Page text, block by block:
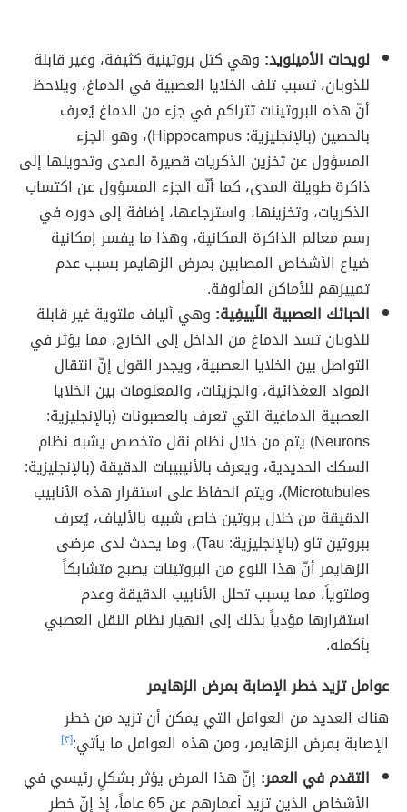
لويحات الأميلويد: وهي كتل بروتينية كثيفة، وغير قابلة
للذوبان، تسبب تلف الخلايا العصبية في الدماغ، ويلاحظ
أنّ هذه البروتينات تتراكم في جزء من الدماغ يُعرف
بالحصين (بالإنجليزية: Hippocampus)، وهو الجزء
المسؤول عن تخزين الذكريات قصيرة المدى وتحويلها إلى
ذاكرة طويلة المدى، كما أنّه الجزء المسؤول عن اكتساب
الذكريات، وتخزينها، واسترجاعها، إضافة إلى دوره في
رسم معالم الذاكرة المكانية، وهذا ما يفسر إمكانية
ضياع الأشخاص المصابين بمرض الزهايمر بسبب عدم
تمييزهم للأماكن المألوفة.
الحبائك العصبية اللُييفِية: وهي ألياف ملتوية غير قابلة
للذوبان تسد الدماغ من الداخل إلى الخارج، مما يؤثر في
التواصل بين الخلايا العصبية، ويجدر القول إنّ انتقال
المواد الغغذائية، والجزيئات، والمعلومات بين الخلايا
العصبية الدماغية التي تعرف بالعصبونات (بالإنجليزية:
Neurons) يتم من خلال نظام نقل متخصص يشبه نظام
السكك الحديدية، ويعرف بالأنيبيبات الدقيقة (بالإنجليزية:
Microtubules)، ويتم الحفاظ على استقرار هذه الأنابيب
الدقيقة من خلال بروتين خاص شبيه بالألياف، يُعرف
ببروتين تاو (بالإنجليزية: Tau)، وما يحدث لدى مرضى
الزهايمر أنّ هذا النوع من البروتينات يصبح متشابكاً
وملتوياً، مما يسبب تحلل الأنابيب الدقيقة وعدم
استقرارها مؤدياً بذلك إلى انهيار نظام النقل العصبي
بأكمله.
عوامل تزيد خطر الإصابة بمرض الزهايمر
هناك العديد من العوامل التي يمكن أن تزيد من خطر
الإصابة بمرض الزهايمر، ومن هذه العوامل ما يأتي:[٣]
التقدم في العمر: إنّ هذا المرض يؤثر بشكلٍ رئيسي في
الأشخاص الذين تزيد أعمارهم عن 65 عاماً، إذ إنّ خطر